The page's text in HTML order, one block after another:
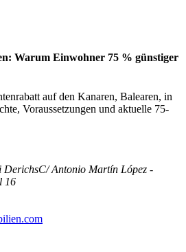
Warum Einwohner 75 % günstiger
auf den Kanaren, Balearen, in
Voraussetzungen und aktuelle 75-
DerichsC/ Antonio Martín López -
16